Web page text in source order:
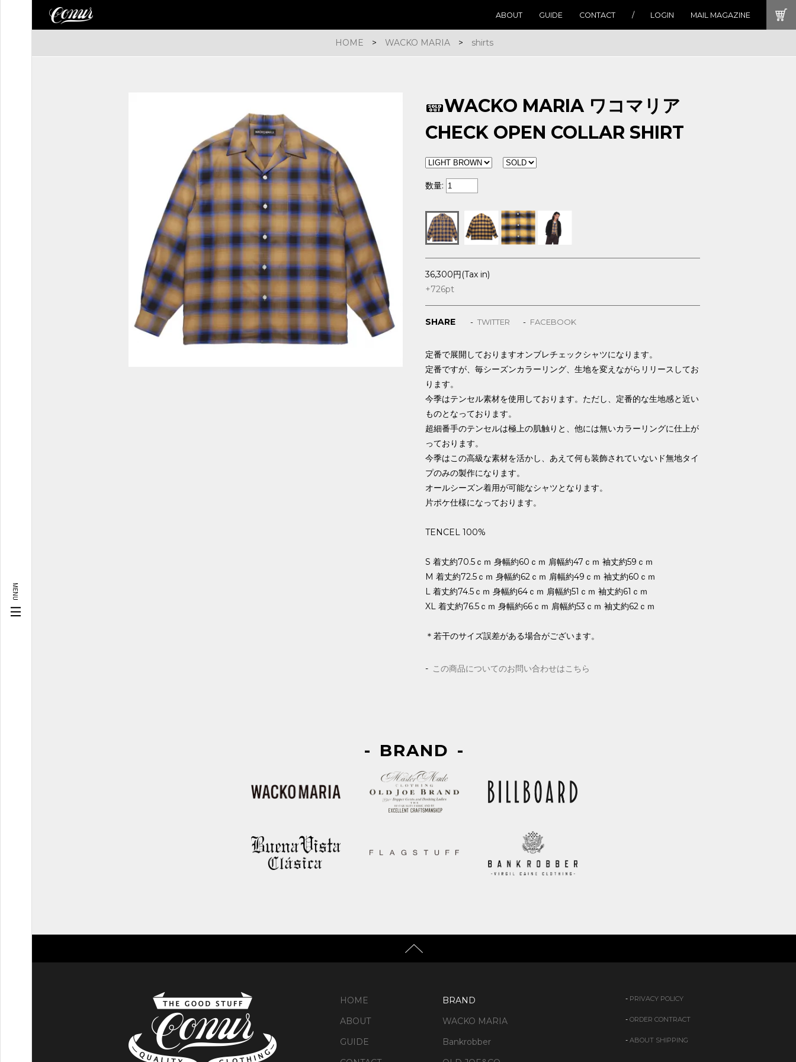
ABOUT GUIDE CONTACT LOGIN MAIL MAGAZINE
HOME > WACKO MARIA> shirts
WACKO MARIA ワコマリア
CHECK OPEN COLLAR SHIRT
数量:
36,300円(Tax in)
+726pt
SHARE TWITTER FACEBOOK
定番で展開しておりますオンブレチェックシャツになります。
定番ですが、毎シーズンカラーリング、生地を変えながらリリースしてお
ります。
今季はテンセル素材を使用しております。ただし、定番的な生地感と近い
ものとなっております。
超細番手のテンセルは極上の肌触りと、他には無いカラーリングに仕上が
っております。
今季はこの高級な素材を活かし、あえて何も装飾されていないド無地タイ
プのみの製作になります。
オールシーズン着用が可能なシャツとなります。
片ポケ仕様になっております。
TENCEL 100%
S 着丈約70.5ｃｍ 身幅約60ｃｍ 肩幅約47ｃｍ 袖丈約59ｃｍ
M 着丈約72.5ｃｍ 身幅約62ｃｍ 肩幅約49ｃｍ 袖丈約60ｃｍ
L 着丈約74.5ｃｍ 身幅約64ｃｍ 肩幅約51ｃｍ 袖丈約61ｃｍ
XL 着丈約76.5ｃｍ 身幅約66ｃｍ 肩幅約53ｃｍ 袖丈約62ｃｍ
＊若干のサイズ誤差がある場合がございます。
この商品についてのお問い合わせはこちら
BRAND
HOME
ABOUT
GUIDE
BRAND
WACKO MARIA
Bankrobber
PRIVACY POLICY
ORDER CONTRACT
ABOUT SHIPPING